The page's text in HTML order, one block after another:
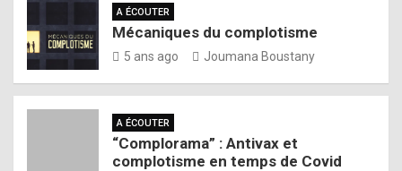
A ÉCOUTER
Mécaniques du complotisme
5 ans ago Joumana Boustany
A ÉCOUTER
“Complorama” : Antivax et
complotisme en temps de Covid